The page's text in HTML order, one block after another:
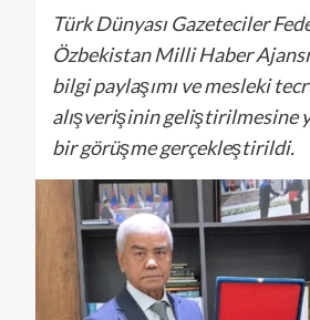
Türk Dünyası Gazeteciler
Özbekistan Milli Haber
bilgi paylaşımı ve mesleki
alışverişinin geliştirilmesine
bir görüşme gerçekleştirildi.